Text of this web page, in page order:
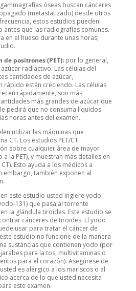
óseas buscan cánceres
(metastatizado) desde otros
estos estudios pueden
antes que las radiografías comunes.
en el hueso durante unas horas,
positrones (PET):por lo general,
radiactivo. Las células del
cantidades de azúcar,
rápido están creciendo. Las células
rápidamente, son más
más grandes de azúcar que
pedirá que no consuma líquidos
horas antes del examen.
utilizar las máquinas que
CT. Los estudios PET/CT
sobre cualquier área de mayor
la PET), y muestran más detalles en
Esto ayuda a los médicos a
embargo, también exponen al
este estudio usted ingiere yodo
131) que pasa al torrente
la glándula tiroides. Este estudio se
cánceres de tiroides. El yodo
usar para tratar el cáncer de
estudio no funcione de la manera
sustancias que contienen yodo (por
para la tos, multivitaminas o
para el corazón). Asegúrese de
es alérgico a los mariscos o al
acerca de lo que usted necesita
este examen.